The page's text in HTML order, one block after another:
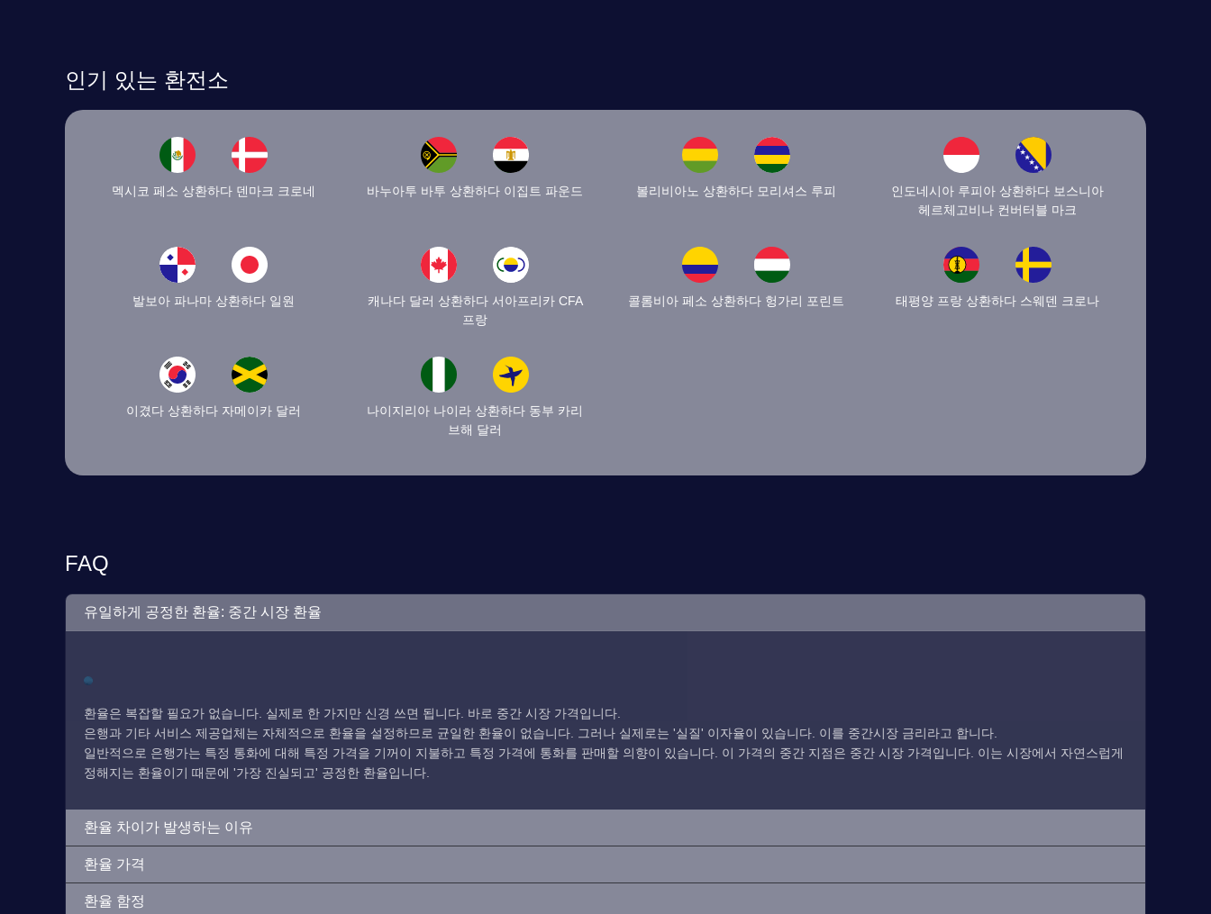
인기 있는 환전소
멕시코 페소 상환하다 덴마크 크로네 바누아투 바투 상환하다 이집트 파운드 볼리비아노 상환하다 모리셔스 루피
인도네시아 루피아 상환하다 보스니아
헤르체고비나 컨버터블 마크
발보아 파나마 상환하다 일원
캐나다 달러 상환하다 서아프리카 CFA
프랑
콜롬비아 페소 상환하다 헝가리 포린트 태평양 프랑 상환하다 스웨덴 크로나
이겼다 상환하다 자메이카 달러
나이지리아 나이라 상환하다 동부 카리
브해 달러
FAQ
유일하게 공정한 환율: 중간 시장 환율
환율은 복잡할 필요가 없습니다. 실제로 한 가지만 신경 쓰면 됩니다. 바로 중간 시장 가격입니다.
은행과 기타 서비스 제공업체는 자체적으로 환율을 설정하므로 균일한 환율이 없습니다. 그러나 실제로는 '실질' 이자율이 있습니다. 이를 중간시장 금리라고 합니다.
일반적으로 은행가는 특정 통화에 대해 특정 가격을 기꺼이 지불하고 특정 가격에 통화를 판매할 의향이 있습니다. 이 가격의 중간 지점은 중간 시장 가격입니다. 이는 시장에서 자연스럽게
정해지는 환율이기 때문에 '가장 진실되고' 공정한 환율입니다.
환율 차이가 발생하는 이유
환율 가격
환율 함정